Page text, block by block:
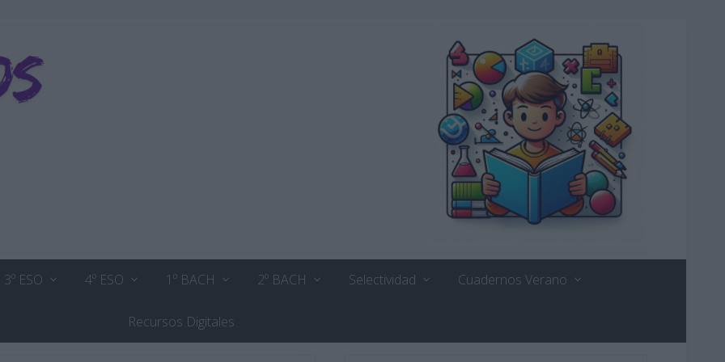
3º ESO 4º ESO 1º BACH 2º BACH Selectividad Cuadernos Verano
Recursos Digitales